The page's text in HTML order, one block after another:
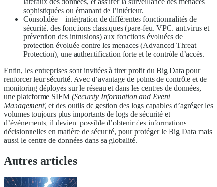
latéraux des données, et assurer la surveillance des menaces
sophistiquées ou émanant de l’intérieur.
Consolidée – intégration de différentes fonctionnalités de
sécurité, des fonctions classiques (pare-feu, VPC, antivirus et
prévention des intrusions) aux fonctions évoluées de
protection évoluée contre les menaces (Advanced Threat
Protection), une authentification forte et le contrôle d’accès.
Enfin, les entreprises sont invitées à tirer profit du Big Data pour
renforcer leur sécurité. Avec d’avantage de points de contrôle et de
monitoring déployés sur le réseau et dans les centres de données,
une plateforme SIEM (Security Information and Event
Management) et des outils de gestion des logs capables d’agréger les
volumes toujours plus importants de logs de sécurité et
d’événements, il devient possible d’obtenir des informations
décisionnelles en matière de sécurité, pour protéger le Big Data mais
aussi le centre de données dans sa globalité.
Autres articles